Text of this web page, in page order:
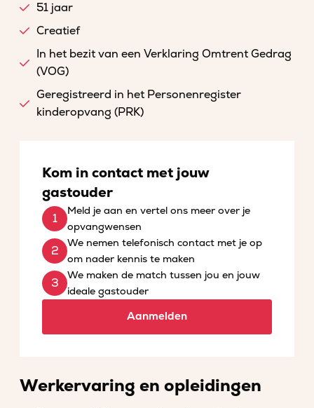
51 jaar
Creatief
In het bezit van een Verklaring Omtrent Gedrag
(VOG)
Geregistreerd in het Personenregister
kinderopvang (PRK)
Kom in contact met jouw
gastouder
Meld je aan en vertel ons meer over je
opvangwensen
We nemen telefonisch contact met je op
om nader kennis te maken
We maken de match tussen jou en jouw
ideale gastouder
Aanmelden
Werkervaring en opleidingen